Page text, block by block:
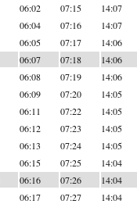
06:02 07:15 14:07
06:04 07:16 14:07
06:05 07:17 14:06
06:07 07:18 14:06
06:08 07:19 14:06
06:09 07:20 14:05
06:11 07:22 14:05
06:12 07:23 14:05
06:13 07:24 14:05
06:15 07:25 14:04
06:16 07:26 14:04
06:17 07:27 14:04